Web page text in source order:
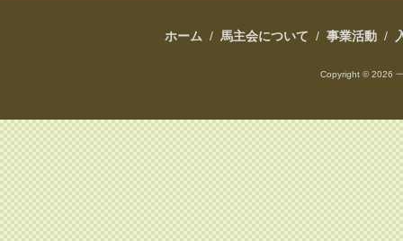
ホーム / 馬主会について / 事業活動 /
Copyright ©2026